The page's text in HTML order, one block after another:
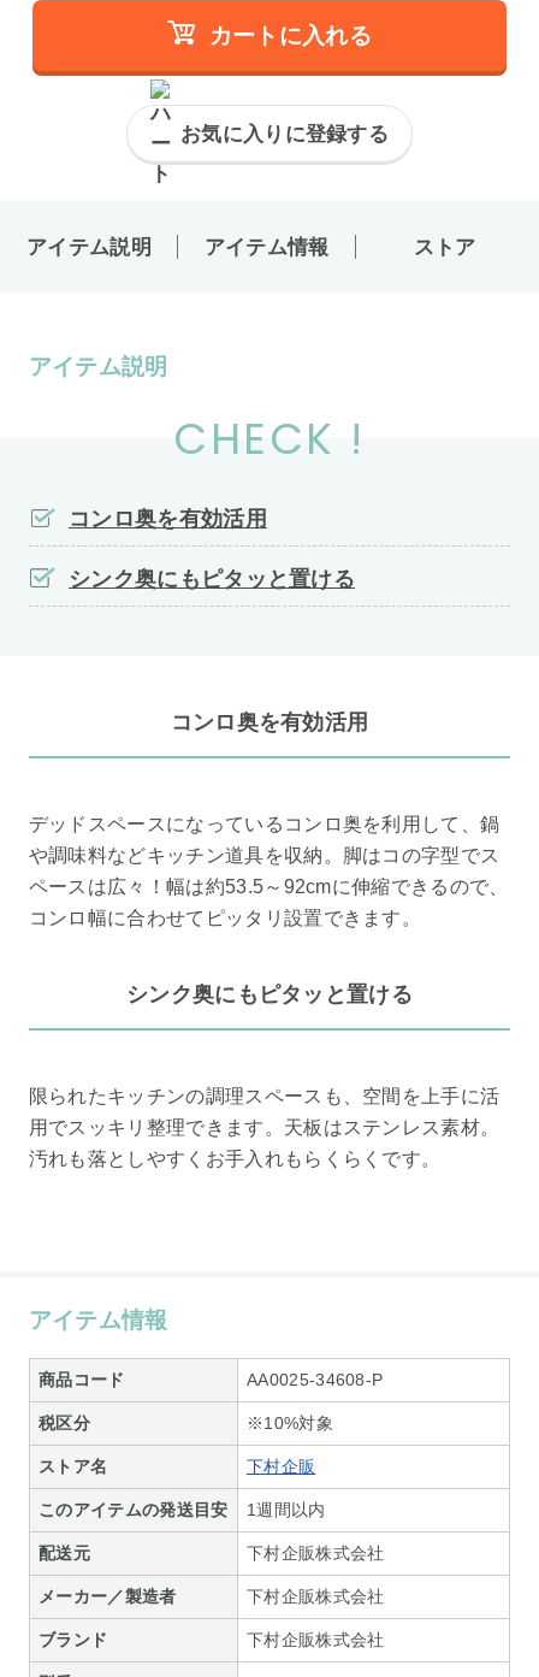
カートに入れる
お気に入りに登録する
アイテム説明 アイテム情報 ストア
アイテム説明
CHECK !
コンロ奥を有効活用
シンク奥にもピタッと置ける
コンロ奥を有効活用
デッドスペースになっているコンロ奥を利用して、鍋
や調味料などキッチン道具を収納。脚はコの字型でス
ペースは広々！幅は約53.5～92cmに伸縮できるので、
コンロ幅に合わせてピッタリ設置できます。
シンク奥にもピタッと置ける
限られたキッチンの調理スペースも、空間を上手に活
用でスッキリ整理できます。天板はステンレス素材。
汚れも落としやすくお手入れもらくらくです。
アイテム情報
商品コード AA0025-34608-P
税区分 ※10%対象
ストア名 下村企販
このアイテムの発送目安 1週間以内
配送元 下村企販株式会社
メーカー／製造者 下村企販株式会社
ブランド 下村企販株式会社